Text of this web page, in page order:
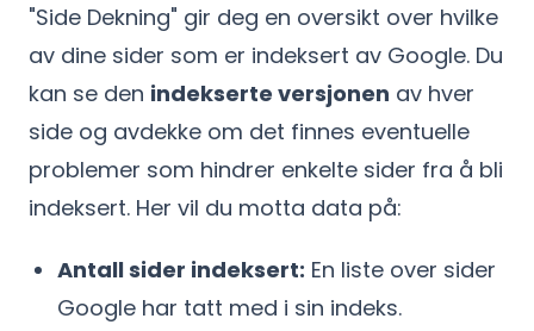
"Side Dekning" gir deg en oversikt over hvilke
av dine sider som er indeksert av Google. Du
kan se den indekserte versjonen av hver
side og avdekke om det finnes eventuelle
problemer som hindrer enkelte sider fra å bli
indeksert. Her vil du motta data på:
Antall sider indeksert: En liste over sider
Google har tatt med i sin indeks.